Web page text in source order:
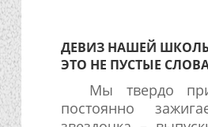
ДЕВИЗ НАШЕЙ
ЭТО НЕ ПУСТЫЕ
Мы твердо
постоянно